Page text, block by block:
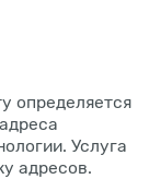
определяется
Услуга
адресов.